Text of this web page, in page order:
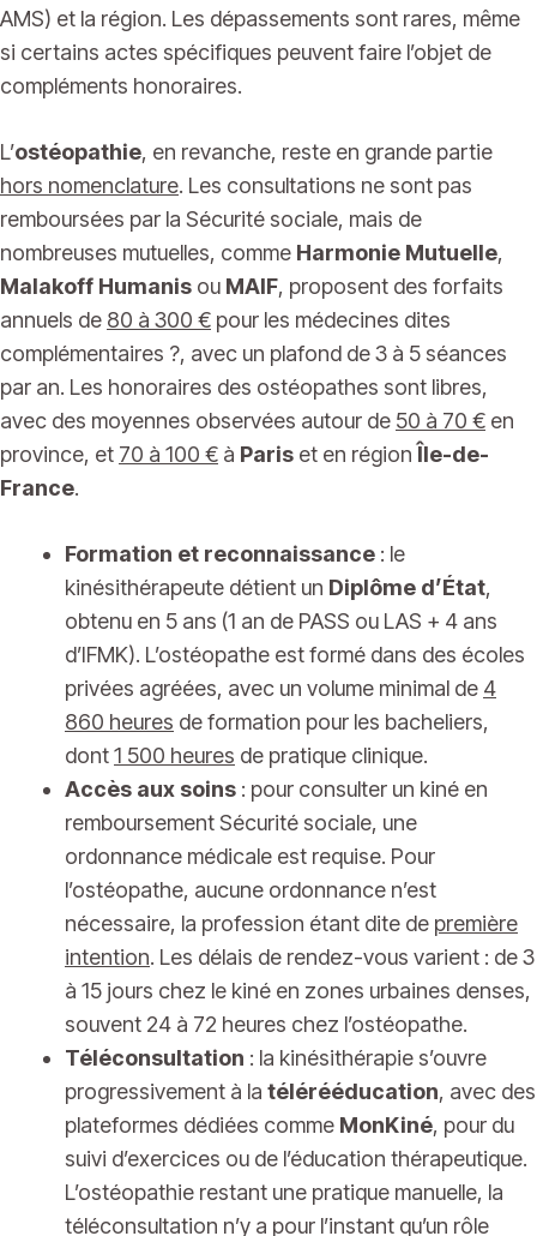
AMS) et la région. Les dépassements sont rares, même
si certains actes spécifiques peuvent faire l’objet de
compléments honoraires.
L’ostéopathie, en revanche, reste en grande partie
hors nomenclature. Les consultations ne sont pas
remboursées par la Sécurité sociale, mais de
nombreuses mutuelles, comme Harmonie Mutuelle,
Malakoff Humanis ou MAIF, proposent des forfaits
annuels de 80 à 300 € pour les médecines dites
complémentaires ?, avec un plafond de 3 à 5 séances
par an. Les honoraires des ostéopathes sont libres,
avec des moyennes observées autour de 50 à 70 € en
province, et 70 à 100 € à Paris et en région Île-de-
France.
Formation et reconnaissance : le
kinésithérapeute détient un Diplôme d’État,
obtenu en 5 ans (1 an de PASS ou LAS + 4 ans
d’IFMK). L’ostéopathe est formé dans des écoles
privées agréées, avec un volume minimal de 4
860 heures de formation pour les bacheliers,
dont1 500 heures de pratique clinique.
Accès aux soins : pour consulter un kiné en
remboursement Sécurité sociale, une
ordonnance médicale est requise. Pour
l’ostéopathe, aucune ordonnance n’est
nécessaire, la profession étant dite de première
intention. Les délais de rendez-vous varient : de 3
à 15 jours chez le kiné en zones urbaines denses,
souvent 24 à 72 heures chez l’ostéopathe.
Téléconsultation : la kinésithérapie s’ouvre
progressivement à la télérééducation, avec des
plateformes dédiées comme MonKiné, pour du
suivi d’exercices ou de l’éducation thérapeutique.
L’ostéopathie restant une pratique manuelle, la
téléconsultation n’y a pour l’instant qu’un rôle